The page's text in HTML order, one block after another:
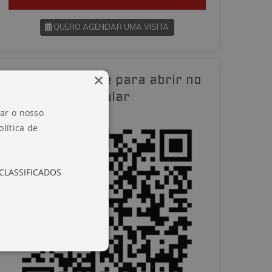
QUERO AGENDAR UMA VISITA
VOLTAR
Leia o QR-Code para abrir no
celular
o nosso
de
×